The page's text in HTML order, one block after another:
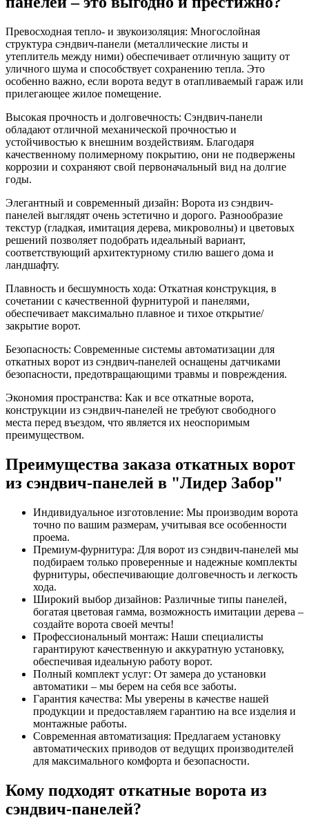
Превосходная тепло- и звукоизоляция: Многослойная
структура сэндвич-панели (металлические листы и
утеплитель между ними) обеспечивает отличную защиту от
уличного шума и способствует сохранению тепла. Это
особенно важно, если ворота ведут в отапливаемый гараж или
прилегающее жилое помещение.
Высокая прочность и долговечность: Сэндвич-панели
обладают отличной механической прочностью и
устойчивостью к внешним воздействиям. Благодаря
качественному полимерному покрытию, они не подвержены
коррозии и сохраняют свой первоначальный вид на долгие
годы.
Элегантный и современный дизайн: Ворота из сэндвич-
панелей выглядят очень эстетично и дорого. Разнообразие
текстур (гладкая, имитация дерева, микроволны) и цветовых
решений позволяет подобрать идеальный вариант,
соответствующий архитектурному стилю вашего дома и
ландшафту.
Плавность и бесшумность хода: Откатная конструкция, в
сочетании с качественной фурнитурой и панелями,
обеспечивает максимально плавное и тихое открытие/
закрытие ворот.
Безопасность: Современные системы автоматизации для
откатных ворот из сэндвич-панелей оснащены датчиками
безопасности, предотвращающими травмы и повреждения.
Экономия пространства: Как и все откатные ворота,
конструкции из сэндвич-панелей не требуют свободного
места перед въездом, что является их неоспоримым
преимуществом.
Преимущества заказа откатных ворот
из сэндвич-панелей в "Лидер Забор"
Индивидуальное изготовление: Мы производим ворота
точно по вашим размерам, учитывая все особенности
проема.
Премиум-фурнитура: Для ворот из сэндвич-панелей мы
подбираем только проверенные и надежные комплекты
фурнитуры, обеспечивающие долговечность и легкость
хода.
Широкий выбор дизайнов: Различные типы панелей,
богатая цветовая гамма, возможность имитации дерева –
создайте ворота своей мечты!
Профессиональный монтаж: Наши специалисты
гарантируют качественную и аккуратную установку,
обеспечивая идеальную работу ворот.
Полный комплект услуг: От замера до установки
автоматики – мы берем на себя все заботы.
Гарантия качества: Мы уверены в качестве нашей
продукции и предоставляем гарантию на все изделия и
монтажные работы.
Современная автоматизация: Предлагаем установку
автоматических приводов от ведущих производителей
для максимального комфорта и безопасности.
Кому подходят откатные ворота из
сэндвич-панелей?